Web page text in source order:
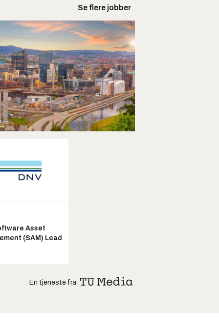
Se flere jobber
Asset
(SAM) Lead
En tjeneste fra